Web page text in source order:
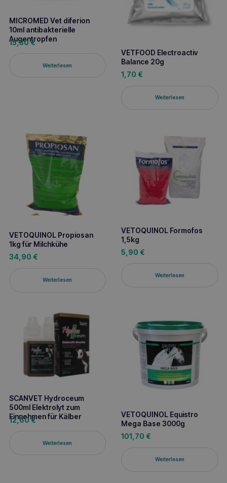
MICROMED Vet diferion
10ml antibakterielle
Augentropfen
15,30€
Weiterlesen
VETFOOD Electroactiv
Balance 20g
1,70 €
Weiterlesen
VETOQUINOL Propiosan
1kg für Milchkühe
34,90 €
Weiterlesen
VETOQUINOL Formofos
1,5kg
5,90 €
Weiterlesen
SCANVET Hydroceum
500ml Elektrolyt zum
Einnehmen für Kälber
12,60€
Weiterlesen
VETOQUINOL Equistro
Mega Base 3000g
101,70 €
Weiterlesen